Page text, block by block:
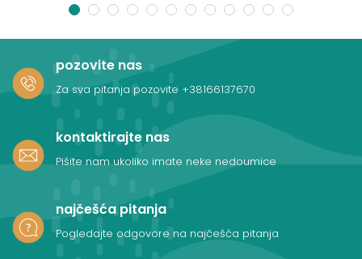
1 2 3 4 5 6 7 8 9 10 11 12
pozovite nas
Za sva pitanja pozovite +38166137670
kontaktirajte nas
Pišite nam ukoliko imate neke nedoumice
najčešća pitanja
Pogledajte odgovore na najčešća pitanja